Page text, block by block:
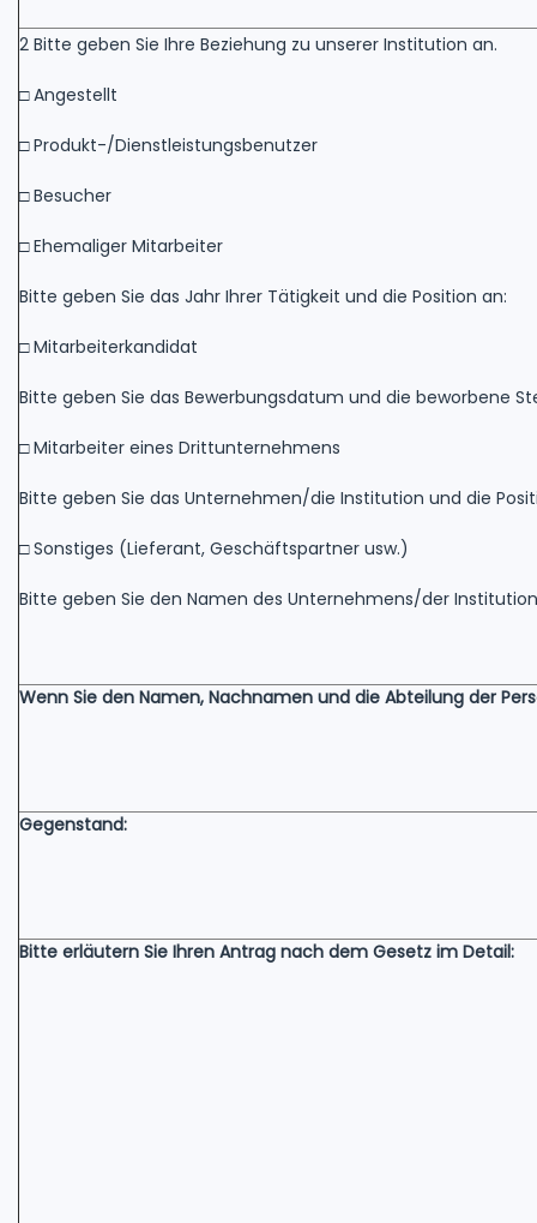
2 Bitte geben Sie Ihre Beziehung zu unserer Institution an.
□ Angestellt
□ Produkt-/Dienstleistungsbenutzer
□ Besucher
□ Ehemaliger Mitarbeiter
Bitte geben Sie das Jahr Ihrer Tätigkeit und die Position an:
□ Mitarbeiterkandidat
Bitte geben Sie das Bewerbungsdatum und die beworbene
□ Mitarbeiter eines Drittunternehmens
Bitte geben Sie das Unternehmen/die Institution und die
□ Sonstiges (Lieferant, Geschäftspartner usw.)
Bitte geben Sie den Namen des Unternehmens/der
Wenn Sie den Namen, Nachnamen und die Abteilung der
Gegenstand:
Bitte erläutern Sie Ihren Antrag nach dem Gesetz im Detail: